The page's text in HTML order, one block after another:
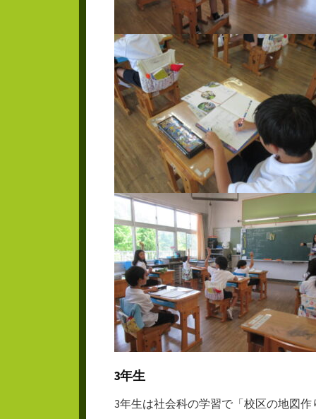
3年生
3年生は社会科の学習で「校区の地図